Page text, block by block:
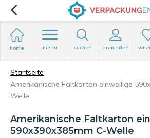
home menu suchen anmelden
Startseite
Amerikanische Faltkarton einwellige
Welle
Amerikanische Faltkarton
590x390x385mm C-Welle